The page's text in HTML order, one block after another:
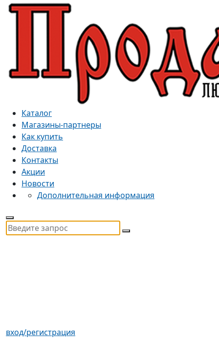
Каталог
Магазины-партнеры
Как купить
Доставка
Контакты
Акции
Новости
Дополнительная информация
вход/регистрация